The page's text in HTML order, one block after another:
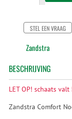
STEL EEN VRAAG
Zandstra
BESCHRIJVING
LET OP! schaats
Zandstra Comfort